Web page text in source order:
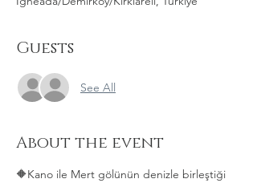
Guests
See All
About the event
🔶Kano ile Mert gölünün denizle birleştiği